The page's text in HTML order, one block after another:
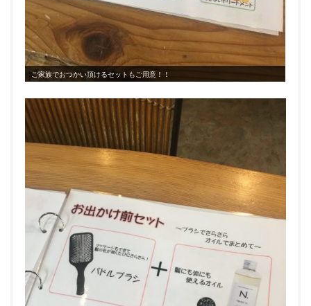
ご家族でおつかい頂けるセットもご用意！！